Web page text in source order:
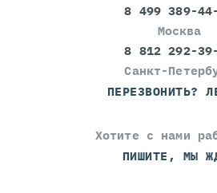
8 499 389-
Москва
8 812 292-
Санкт-
ПЕРЕЗВОНИТЬ?
Хотите с нами
ПИШИТЕ, МЫ